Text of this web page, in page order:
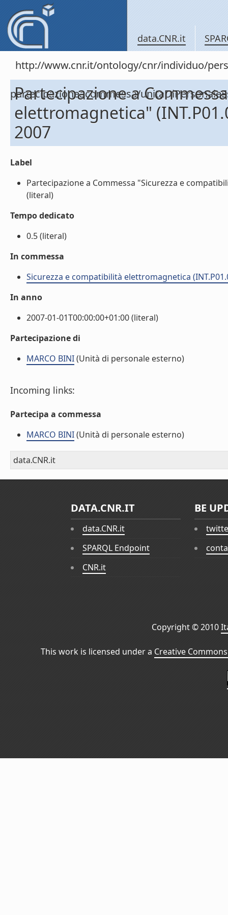
data.CNR.it
http://www.cnr.it/ontology/cnr/individuo/
partecipazioneacommessa/
Partecipazione a
elettromagnetica"
2007
Label
Partecipazione a Commessa "Sicurezza e
(literal)
Tempo dedicato
0.5 (literal)
In commessa
Sicurezza e compatibilità elettromagnetica
In anno
2007-01-01T00:00:00+01:00 (literal)
Partecipazione di
MARCO BINI(Unità di personale esterno)
Incoming links:
Partecipa a commessa
MARCO BINI(Unità di personale esterno)
data.CNR.it
DATA.CNR.IT
data.CNR.it
SPARQL Endpoint
CNR.it
BE
Copyright © 2010
This work is licensed under a Creative